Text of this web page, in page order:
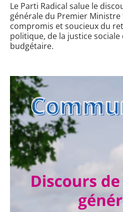
Le Parti Radical salue le
générale du Premier
compromis et soucieux du
politique, de la justice
budgétaire.